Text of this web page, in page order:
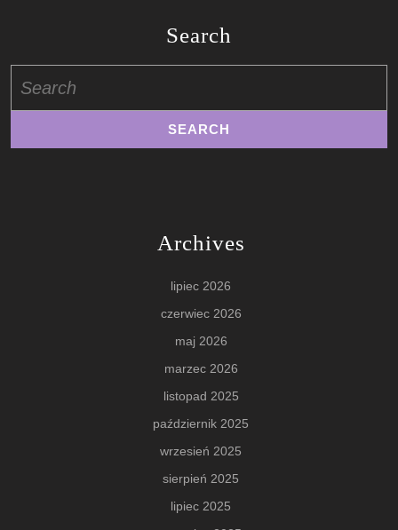
Search
for:
Archives
lipiec 2026
czerwiec 2026
maj 2026
marzec 2026
listopad 2025
październik 2025
wrzesień 2025
sierpień 2025
lipiec 2025